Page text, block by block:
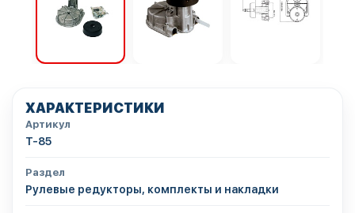
ХАРАКТЕРИСТИКИ
Артикул
T-85
Раздел
Рулевые редукторы, комплекты и накладки